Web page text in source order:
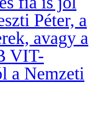
Péter, a
avagy a
VIT-
a Nemzeti